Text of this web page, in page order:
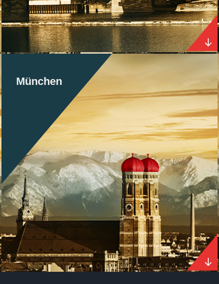
München